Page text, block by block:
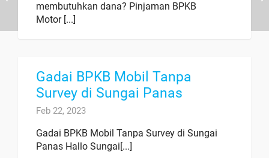
membutuhkan dana? Pinjaman BPKB
Motor [...]
Gadai BPKB Mobil Tanpa
Survey di Sungai Panas
Feb 22, 2023
Gadai BPKB Mobil Tanpa Survey di Sungai
Panas Hallo Sungai[...]